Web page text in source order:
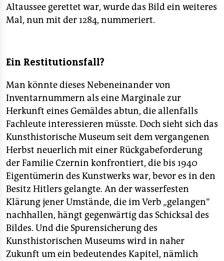
Altaussee gerettet war, wurde das Bild ein weiteres
Mal, nun mit der 1284, nummeriert.
Ein Restitutionsfall?
Man könnte dieses Nebeneinander von
Inventarnummern als eine Marginale zur
Herkunft eines Gemäldes abtun, die allenfalls
Fachleute interessieren müsste. Doch sieht sich das
Kunsthistorische Museum seit dem vergangenen
Herbst neuerlich mit einer Rückgabeforderung
der Familie Czernin konfrontiert, die bis 1940
Eigentümerin des Kunstwerks war, bevor es in den
Besitz Hitlers gelangte. An der wasserfesten
Klärung jener Umstände, die im Verb „gelangen“
nachhallen, hängt gegenwärtig das Schicksal des
Bildes. Und die Spurensicherung des
Kunsthistorischen Museums wird in naher
Zukunft um ein bedeutendes Kapitel, nämlich